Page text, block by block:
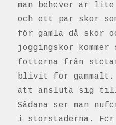
man behöver är
och ett par skor
för gamla då skor
joggingskor
fötterna från
blivit för
att ansluta sig till
Sådana ser man
i storstäderna. För